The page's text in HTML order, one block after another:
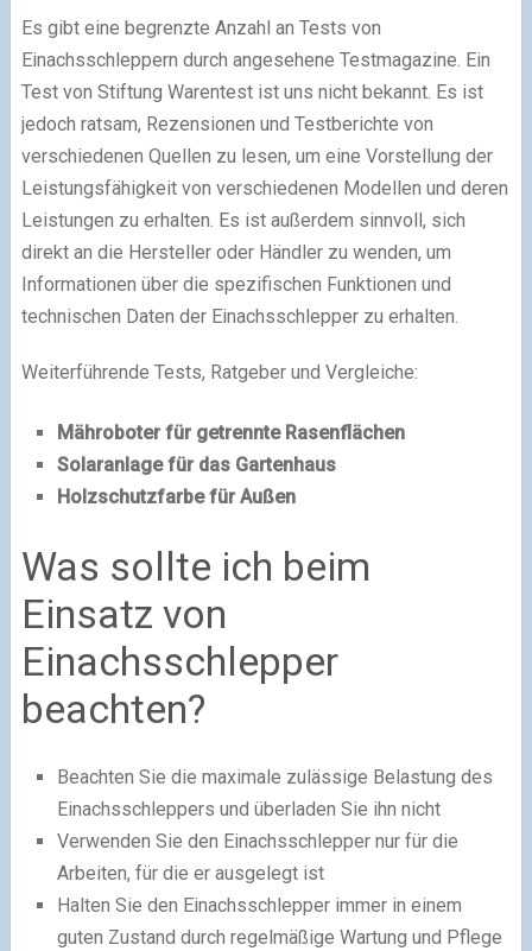
Es gibt eine begrenzte Anzahl an Tests von
Einachsschleppern durch angesehene Testmagazine. Ein
Test von Stiftung Warentest ist uns nicht bekannt. Es ist
jedoch ratsam, Rezensionen und Testberichte von
verschiedenen Quellen zu lesen, um eine Vorstellung der
Leistungsfähigkeit von verschiedenen Modellen und deren
Leistungen zu erhalten. Es ist außerdem sinnvoll, sich
direkt an die Hersteller oder Händler zu wenden, um
Informationen über die spezifischen Funktionen und
technischen Daten der Einachsschlepper zu erhalten.
Weiterführende Tests, Ratgeber und Vergleiche:
Mähroboter für getrennte Rasenflächen
Solaranlage für das Gartenhaus
Holzschutzfarbe für Außen
Was sollte ich beim
Einsatz von
Einachsschlepper
beachten?
Beachten Sie die maximale zulässige Belastung des
Einachsschleppers und überladen Sie ihn nicht
Verwenden Sie den Einachsschlepper nur für die
Arbeiten, für die er ausgelegt ist
Halten Sie den Einachsschlepper immer in einem
guten Zustand durch regelmäßige Wartung und Pflege